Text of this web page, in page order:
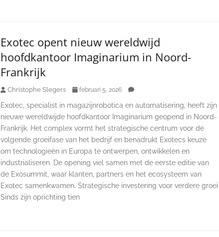
Exotec opent nieuw wereldwijd
hoofdkantoor Imaginarium in Noord-
Frankrijk
Christophe Slegers februari 5, 2026
Exotec, specialist in magazijnrobotica en automatisering, heeft zijn
nieuwe wereldwijde hoofdkantoor Imaginarium geopend in Noord-
Frankrijk. Het complex vormt het strategische centrum voor de
volgende groeifase van het bedrijf en benadrukt Exotecs keuze
om technologieën in Europa te ontwerpen, ontwikkelen en
industrialiseren. De opening viel samen met de eerste editie van
de Exosummit, waar klanten, partners en het ecosysteem van
Exotec samenkwamen. Strategische investering voor verdere groei
Sinds zijn oprichting tien